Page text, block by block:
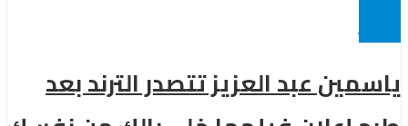
ياسمين عبد العزيز تتصدر الترند بعد